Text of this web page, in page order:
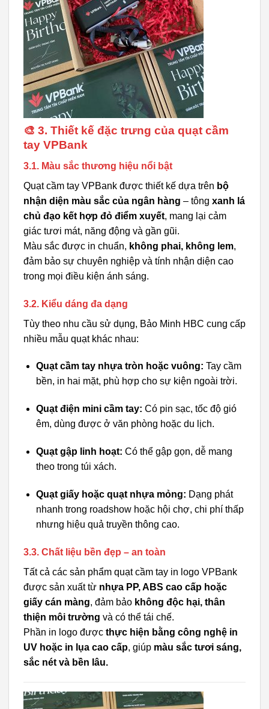
🎨 3. Thiết kế đặc trưng của quạt cầm
tay VPBank
3.1. Màu sắc thương hiệu nổi bật
Quạt cầm tay VPBank được thiết kế dựa trên bộ
nhận diện màu sắc của ngân hàng – tông xanh lá
chủ đạo kết hợp đỏ điểm xuyết, mang lại cảm
giác tươi mát, năng động và gần gũi.
Màu sắc được in chuẩn, không phai, không lem,
đảm bảo sự chuyên nghiệp và tính nhận diện cao
trong mọi điều kiện ánh sáng.
3.2. Kiểu dáng đa dạng
Tùy theo nhu cầu sử dụng, Bảo Minh HBC cung cấp
nhiều mẫu quạt khác nhau:
Quạt cầm tay nhựa tròn hoặc vuông: Tay cầm
bền, in hai mặt, phù hợp cho sự kiện ngoài trời.
Quạt điện mini cầm tay: Có pin sạc, tốc độ gió
êm, dùng được ở văn phòng hoặc du lịch.
Quạt gập linh hoạt: Có thể gập gọn, dễ mang
theo trong túi xách.
Quạt giấy hoặc quạt nhựa mỏng: Dạng phát
nhanh trong roadshow hoặc hội chợ, chi phí thấp
nhưng hiệu quả truyền thông cao.
3.3. Chất liệu bền đẹp – an toàn
Tất cả các sản phẩm quạt cầm tay in logo VPBank
được sản xuất từ nhựa PP, ABS cao cấp hoặc
giấy cán màng, đảm bảo không độc hại, thân
thiện môi trường và có thể tái chế.
Phần in logo được thực hiện bằng công nghệ in
UV hoặc in lụa cao cấp, giúp màu sắc tươi sáng,
sắc nét và bền lâu.